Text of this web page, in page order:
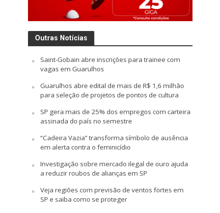
Outras Notícias
Saint-Gobain abre inscrições para trainee com
vagas em Guarulhos
Guarulhos abre edital de mais de R$ 1,6 milhão
para seleção de projetos de pontos de cultura
SP gera mais de 25% dos empregos com carteira
assinada do país no semestre
“Cadeira Vazia” transforma símbolo de ausência
em alerta contra o feminicídio
Investigação sobre mercado ilegal de ouro ajuda
a reduzir roubos de alianças em SP
Veja regiões com previsão de ventos fortes em
SP e saiba como se proteger